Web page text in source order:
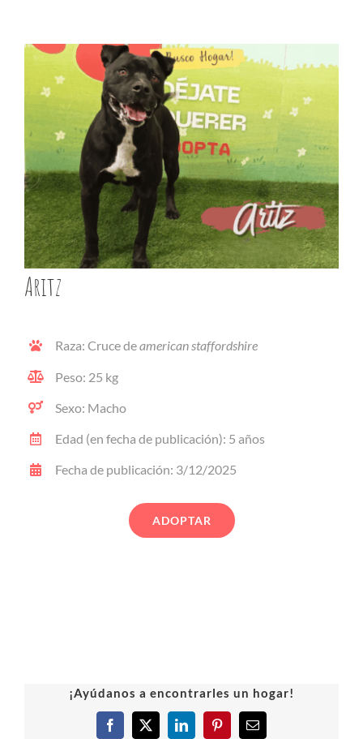
Aritz
Raza: Cruce deamerican staffordshire
Peso: 25 kg
Sexo: Macho
Edad (en fecha de publicación): 5 años
Fecha de publicación: 3/12/2025
ADOPTAR
¡Ayúdanos a encontrarles un hogar!
Facebook
X LinkedInPinterestCorreo